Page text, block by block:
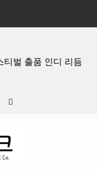
션 ‘고스트밴드’ 8월